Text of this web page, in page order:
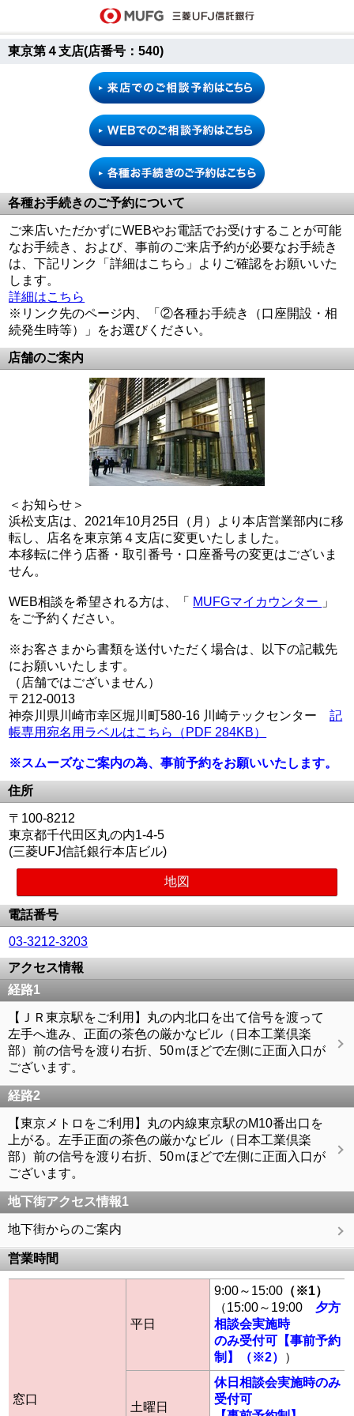
東京第４支店(店番号：540)
各種お手続きのご予約について
ご来店いただかずにWEBやお電話でお受けすることが可能
なお手続き、および、事前のご来店予約が必要なお手続き
は、下記リンク「詳細はこちら」よりご確認をお願いいた
します。
詳細はこちら
※リンク先のページ内、「②各種お手続き（口座開設・相
続発生時等）」をお選びください。
店舗のご案内
＜お知らせ＞
浜松支店は、2021年10月25日（月）より本店営業部内に移
転し、店名を東京第４支店に変更いたしました。
本移転に伴う店番・取引番号・口座番号の変更はございま
せん。
WEB相談を希望される方は、「 MUFGマイカウンター 」
をご予約ください。
※お客さまから書類を送付いただく場合は、以下の記載先
にお願いいたします。
（店舗ではございません）
〒212-0013
神奈川県川崎市幸区堀川町580-16 川崎テックセンター記
帳専用宛名用ラベルはこちら（PDF 284KB）
※スムーズなご案内の為、事前予約をお願いいたします。
住所
〒100-8212
東京都千代田区丸の内1-4-5
(三菱UFJ信託銀行本店ビル)
地図
電話番号
03-3212-3203
アクセス情報
経路1
【ＪＲ東京駅をご利用】丸の内北口を出て信号を渡って
左手へ進み、正面の茶色の厳かなビル（日本工業倶楽
部）前の信号を渡り右折、50ｍほどで左側に正面入口が
ございます。
経路2
【東京メトロをご利用】丸の内線東京駅のM10番出口を
上がる。左手正面の茶色の厳かなビル（日本工業倶楽
部）前の信号を渡り右折、50ｍほどで左側に正面入口が
ございます。
地下街アクセス情報1
地下街からのご案内
営業時間
窓口
平日
9:00～15:00 （※1）
（15:00～19:00 夕方
相談会実施時
のみ受付可【事前予約
制】（※2）
）
土曜日
休日相談会実施時のみ
受付可